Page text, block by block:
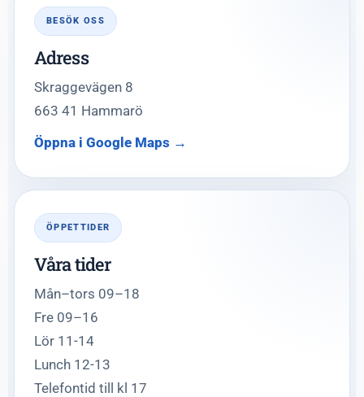
BESÖK OSS
Adress
Skraggevägen 8
663 41 Hammarö
Öppna i Google Maps →
ÖPPETTIDER
Våra tider
Mån–tors 09–18
Fre 09–16
Lör 11-14
Lunch 12-13
Telefontid till kl 17